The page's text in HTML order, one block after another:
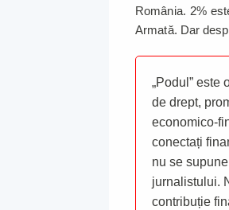
România. 2%
Armată. Dar
„Podul” este
de drept,
economico-
conectați
nu se
jurnalistului.
contribuție